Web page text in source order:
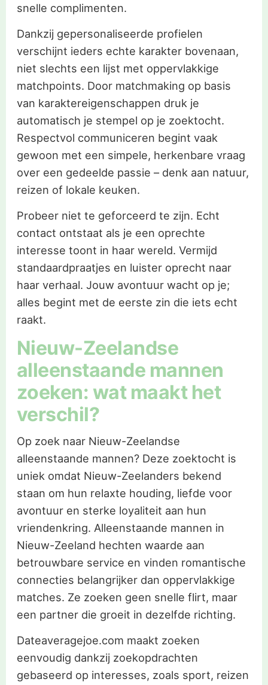
snelle complimenten.
Dankzij gepersonaliseerde profielen
verschijnt ieders echte karakter bovenaan,
niet slechts een lijst met oppervlakkige
matchpoints. Door matchmaking op basis
van karaktereigenschappen druk je
automatisch je stempel op je zoektocht.
Respectvol communiceren begint vaak
gewoon met een simpele, herkenbare vraag
over een gedeelde passie – denk aan natuur,
reizen of lokale keuken.
Probeer niet te geforceerd te zijn. Echt
contact ontstaat als je een oprechte
interesse toont in haar wereld. Vermijd
standaardpraatjes en luister oprecht naar
haar verhaal. Jouw avontuur wacht op je;
alles begint met de eerste zin die iets echt
raakt.
Nieuw-Zeelandse
alleenstaande mannen
zoeken: wat maakt het
verschil?
Op zoek naar Nieuw-Zeelandse
alleenstaande mannen? Deze zoektocht is
uniek omdat Nieuw-Zeelanders bekend
staan om hun relaxte houding, liefde voor
avontuur en sterke loyaliteit aan hun
vriendenkring. Alleenstaande mannen in
Nieuw-Zeeland hechten waarde aan
betrouwbare service en vinden romantische
connecties belangrijker dan oppervlakkige
matches. Ze zoeken geen snelle flirt, maar
een partner die groeit in dezelfde richting.
Dateaveragejoe.com maakt zoeken
eenvoudig dankzij zoekopdrachten
gebaseerd op interesses, zoals sport, reizen